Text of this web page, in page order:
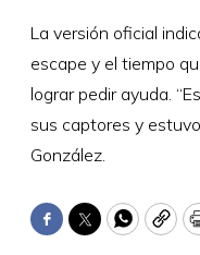
La versión oficial
escape y el tiempo
lograr pedir ayuda.
sus captores y
González.
Facebook
Twitter